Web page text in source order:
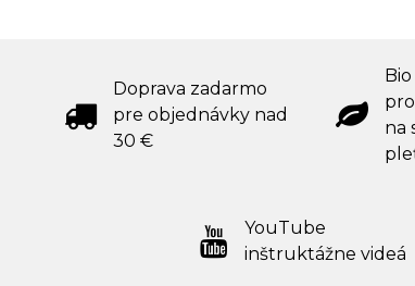
Doprava zadarmo
pre objednávky nad
30 €
na
YouTube
inštruktážne videá